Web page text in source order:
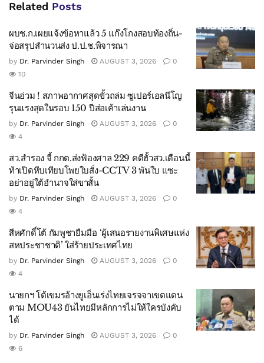
Related Posts
ผบช.ก.เผยแจ้งข้อหาแล้ว 5 แก๊งโกงสอบท้องถิ่น-
จ่อสรุปสำนวนส่ง ป.ป.ช.พิจารณา
by Dr. Parvinder Singh AUGUST 3, 2026
0
10
จีนอ่วม ! สภาพอากาศสุดขั้วถล่ม ซูเปอร์เอลนีโญ
รุนแรงสุดในรอบ 150 ปีส่อเค้าเล่นงาน
by Dr. Parvinder Singh AUGUST 3, 2026
0
4
สว.สำรอง จี้ กกต.ส่งฟ้องศาล 229 คดีฮั้วสว.เดือนนี้
ท้าเปิดหีบเทียบโพยใบสั่ง-CCTV 3 พันใบ แซะ
อย่าอยู่ใต้อำนาจใส่ขาสั้น
by Dr. Parvinder Singh AUGUST 3, 2026
0
4
สีหศักดิ์โต้ กัมพูชายืมมือ ‘ผู้เสนอรายงานพิเศษแห่ง
สหประชาชาติ’ ใส่ร้ายประเทศไทย
by Dr. Parvinder Singh AUGUST 3, 2026
0
4
นายกฯ โต้เขมรอ้างยูเอ็นเร่งไทยเจรจจาเขตแดน
ตาม MOU43 ยันไทยมีหลักการไม่ให้ใครบังคับ
ได้
by Dr. Parvinder Singh AUGUST 3, 2026
0
6